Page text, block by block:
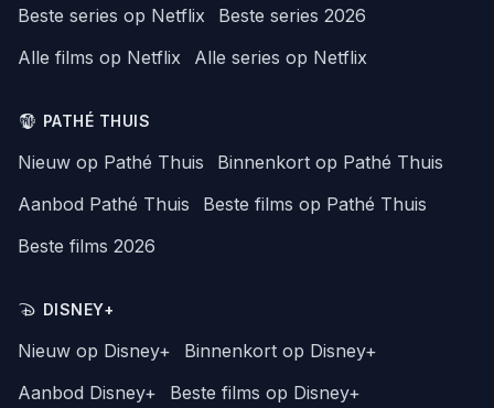
Beste series op Netflix
Beste series 2026
Alle films op Netflix
Alle series op Netflix
PATHÉ THUIS
Nieuw op Pathé Thuis
Binnenkort op Pathé Thuis
Aanbod Pathé Thuis
Beste films op Pathé Thuis
Beste films 2026
DISNEY+
Nieuw op Disney+
Binnenkort op Disney+
Aanbod Disney+
Beste films op Disney+